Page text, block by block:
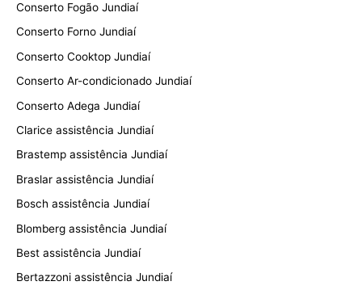
Conserto Fogão Jundiaí
Conserto Forno Jundiaí
Conserto Cooktop Jundiaí
Conserto Ar-condicionado Jundiaí
Conserto Adega Jundiaí
Clarice assistência Jundiaí
Brastemp assistência Jundiaí
Braslar assistência Jundiaí
Bosch assistência Jundiaí
Blomberg assistência Jundiaí
Best assistência Jundiaí
Bertazzoni assistência Jundiaí